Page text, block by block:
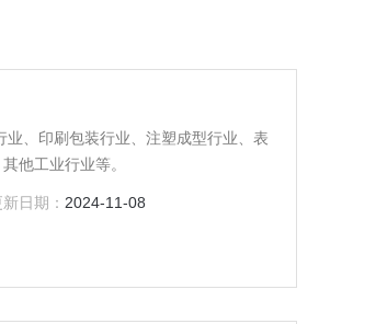
、印刷包装行业、注塑成型行业、表
他工业行业等。
新日期： 2024-11-08